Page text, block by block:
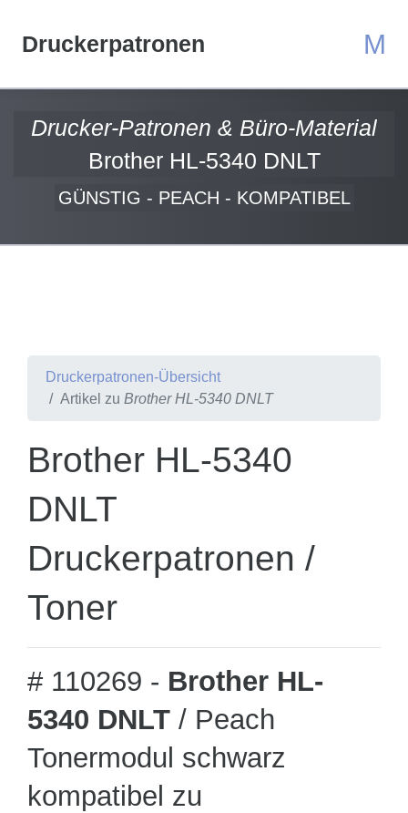
Druckerpatronen M
Drucker-Patronen & Büro-Material
Brother HL-5340 DNLT
GÜNSTIG - PEACH - KOMPATIBEL
Druckerpatronen-Übersicht
Artikel zu Brother HL-5340 DNLT
Brother HL-5340
DNLT
Druckerpatronen /
Toner
# 110269 - Brother HL-
5340 DNLT / Peach
Tonermodul schwarz
kompatibel zu